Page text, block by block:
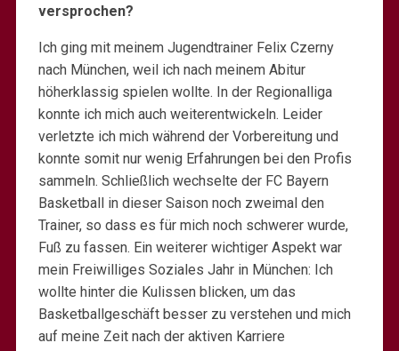
versprochen?
Ich ging mit meinem Jugendtrainer Felix Czerny
nach München, weil ich nach meinem Abitur
höherklassig spielen wollte. In der Regionalliga
konnte ich mich auch weiterentwickeln. Leider
verletzte ich mich während der Vorbereitung und
konnte somit nur wenig Erfahrungen bei den Profis
sammeln. Schließlich wechselte der FC Bayern
Basketball in dieser Saison noch zweimal den
Trainer, so dass es für mich noch schwerer wurde,
Fuß zu fassen. Ein weiterer wichtiger Aspekt war
mein Freiwilliges Soziales Jahr in München: Ich
wollte hinter die Kulissen blicken, um das
Basketballgeschäft besser zu verstehen und mich
auf meine Zeit nach der aktiven Karriere